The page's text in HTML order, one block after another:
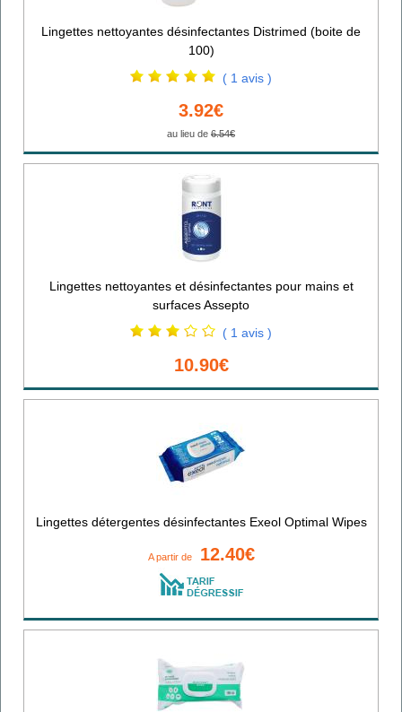
Lingettes nettoyantes désinfectantes Distrimed (boite de
100)
( 1 avis )
3.92€
au lieu de 6.54€
Lingettes nettoyantes et désinfectantes pour mains et
surfaces Assepto
( 1 avis )
10.90€
Lingettes détergentes désinfectantes Exeol Optimal Wipes
A partir de 12.40€